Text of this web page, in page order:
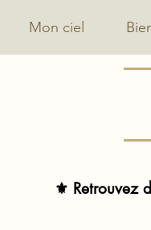
Mon ciel
⚜️ Retrouvez